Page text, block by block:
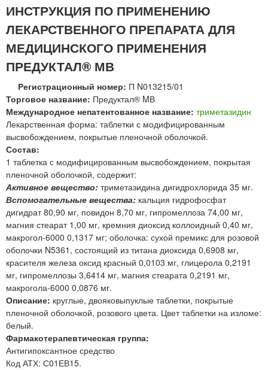
ИНСТРУКЦИЯ ПО ПРИМЕНЕНИЮ
ЛЕКАРСТВЕННОГО ПРЕПАРАТА ДЛЯ
МЕДИЦИНСКОГО ПРИМЕНЕНИЯ
ПРЕДУКТАЛ® МВ
Регистрационный номер: П N013215/01
Торговое название: Предуктал® MВ
Международное непатентованное название: триметазидин
Лекарственная форма: таблетки с модифицированным
высвобождением, покрытые пленочной оболочкой.
Состав:
1 таблетка с модифицированным высвобождением, покрытая
пленочной оболочкой, содержит:
Активное вещество: триметазидина дигидрохлорида 35 мг.
Вспомогательные вещества: кальция гидрофосфат
дигидрат 80,90 мг, повидон 8,70 мг, гипромеллоза 74,00 мг,
магния стеарат 1,00 мг, кремния диоксид коллоидный 0,40 мг,
макрогол-6000 0,1317 мг; оболочка: сухой премикс для розовой
оболочки N5361, состоящий из титана диоксида 0,6908 мг,
красителя железа оксид красный 0,0103 мг, глицерола 0,2191
мг, гипромеллозы 3,6414 мг, магния стеарата 0,2191 мг,
макрогола-6000 0,0876 мг.
Описание: круглые, двояковыпуклые таблетки, покрытые
пленочной оболочкой, розового цвета. Цвет таблетки на изломе:
белый.
Фармакотерапевтическая группа:
Антигипоксантное средство
Код АТХ: С01ЕВ15.